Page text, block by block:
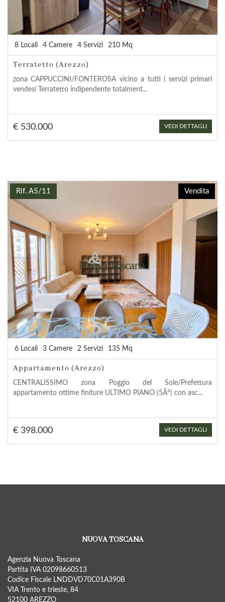
8 Locali 4 Camere 4 Servizi 210 Mq
Terratetto (Arezzo)
zona CAPPUCCINI/FONTEROSA vicino a tutti i servizi primari
vendesi Terratetto indipendente totalment...
€ 530.000 VEDI DETTAGLI
Vendita
Rif. A5/11
6 Locali 3 Camere 2 Servizi 135 Mq
Appartamento (Arezzo)
CENTRALISSIMO zona Poggio del Sole/Prefettura
appartamento ottime finiture ULTIMO PIANO (5Â°) con asc...
€ 398.000 VEDI DETTAGLI
NUOVA TOSCANA
Agenzia Nuova Toscana
Partita IVA 02098660513
Codice Fiscale LNDDVD70C01A390B
VIA Trento e trieste, 84
52100 AREZZO